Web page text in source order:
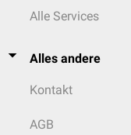
Alle Services
Alles andere
Kontakt
AGB